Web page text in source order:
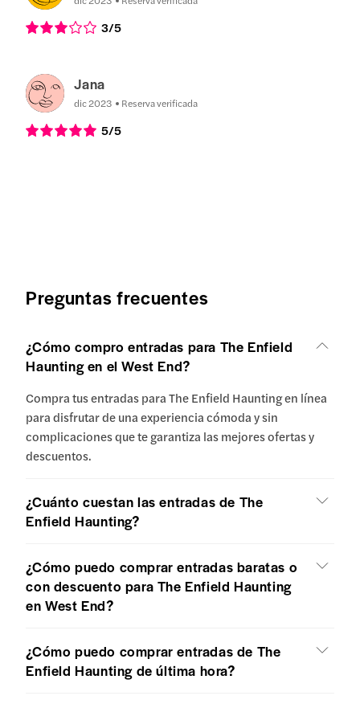
3/5
Jana
dic 2023 Reserva verificada
5/5
Preguntas frecuentes
¿Cómo compro entradas para The Enfield
Haunting en el West End?
Compra tus entradas para The Enfield Haunting en línea
para disfrutar de una experiencia cómoda y sin
complicaciones que te garantiza las mejores ofertas y
descuentos.
¿Cuánto cuestan las entradas de The
Enfield Haunting?
¿Cómo puedo comprar entradas baratas o
con descuento para The Enfield Haunting
en West End?
¿Cómo puedo comprar entradas de The
Enfield Haunting de última hora?